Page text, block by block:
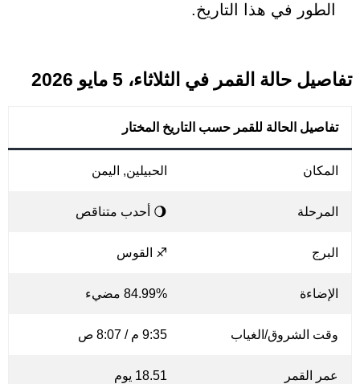
الطور في هذا التاريخ.
تفاصيل حالة القمر في الثلاثاء، 5 مايو 2026
تفاصيل الحالة للقمر حسب التاريخ المختار
المكان الحبيلين, اليمن
المرحلة 🌖 أحدب متناقص
البرج ♐ القوس
الإضاءة 84.99% مضيء
وقت الشروق/الغياب 9:35 م / 8:07 ص
عمر القمر 18.51 يوم